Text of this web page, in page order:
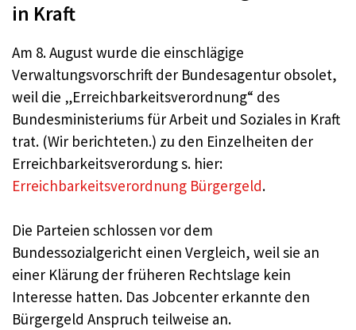
in Kraft
Am 8. August wurde die einschlägige
Verwaltungsvorschrift der Bundesagentur obsolet,
weil die „Erreichbarkeitsverordnung“ des
Bundesministeriums für Arbeit und Soziales in Kraft
trat. (Wir berichteten.) zu den Einzelheiten der
Erreichbarkeitsverordung s. hier:
Erreichbarkeitsverordnung Bürgergeld.
Die Parteien schlossen vor dem
Bundessozialgericht einen Vergleich, weil sie an
einer Klärung der früheren Rechtslage kein
Interesse hatten. Das Jobcenter erkannte den
Bürgergeld Anspruch teilweise an.